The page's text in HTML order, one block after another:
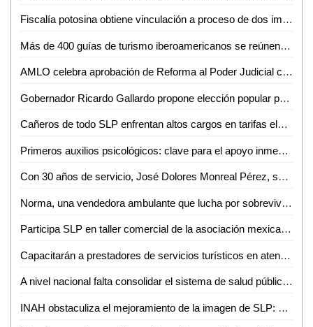
Fiscalía potosina obtiene vinculación a proceso de dos imputados por robo en Ciudad Valles
Más de 400 guías de turismo iberoamericanos se reúnen en San Luis Capital
AMLO celebra aprobación de Reforma al Poder Judicial con amplia mayoría en la Cámara de Diputados
Gobernador Ricardo Gallardo propone elección popular para funcionarios judiciales
Cañeros de todo SLP enfrentan altos cargos en tarifas eléctricas
Primeros auxilios psicológicos: clave para el apoyo inmediato en crisis
Con 30 años de servicio, José Dolores Monreal Pérez, se despide como jefe de grupo de seguridad y custodia en el estado
Norma, una vendedora ambulante que lucha por sobrevivir en Ciudad Valles
Participa SLP en taller comercial de la asociación mexicana de recintos feriales
Capacitarán a prestadores de servicios turísticos en atención inclusiva en Valles
A nivel nacional falta consolidar el sistema de salud pública: Dip. Emma Saldaña Guerrero
INAH obstaculiza el mejoramiento de la imagen de SLP: Ricardo Gallardo